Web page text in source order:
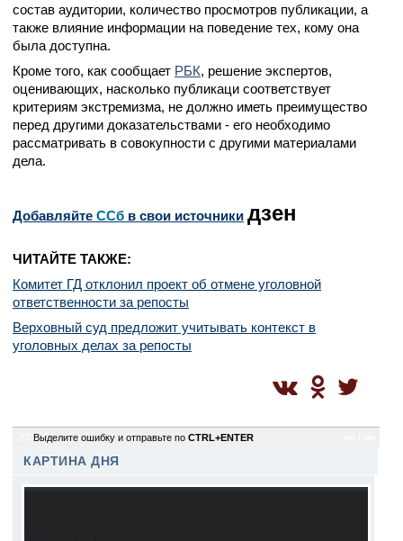
состав аудитории, количество просмотров публикации, а
также влияние информации на поведение тех, кому она
была доступна.
Кроме того, как сообщает РБК, решение экспертов,
оценивающих, насколько публикаци соответствует
критериям экстремизма, не должно иметь преимущество
перед другими доказательствами - его необходимо
рассматривать в совокупности с другими материалами
дела.
Добавляйте CСб в свои источники дзен
ЧИТАЙТЕ ТАКЖЕ:
Комитет ГД отклонил проект об отмене уголовной
ответственности за репосты
Верховный суд предложит учитывать контекст в
уголовных делах за репосты
Выделите ошибку и отправьте по CTRL+ENTER
КАРТИНА ДНЯ